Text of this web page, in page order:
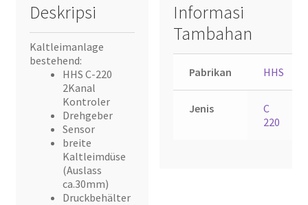
Deskripsi
Kaltleimanlage
bestehend:
HHS C-220
2Kanal
Kontroler
Drehgeber
Sensor
breite
Kaltleimdüse
(Auslass
ca.30mm)
Druckbehälter
Informasi
Tambahan
Pabrikan HHS
Jenis
C
220